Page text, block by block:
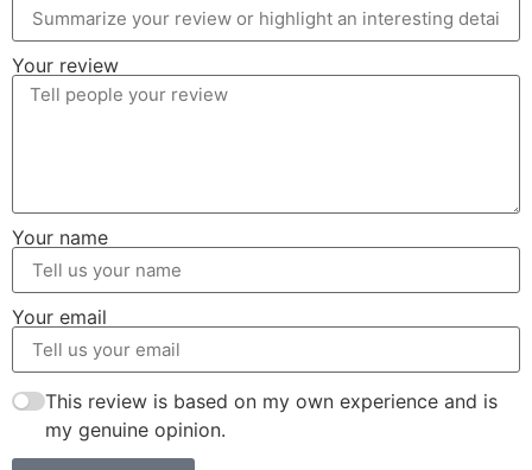
Your review
Your name
Your email
This review is based on my own experience and is
my genuine opinion.